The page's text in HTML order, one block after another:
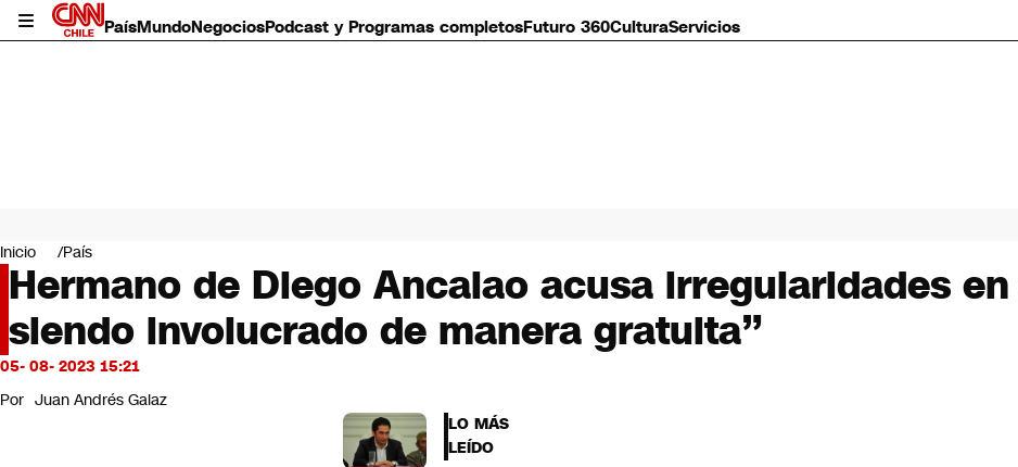
PaísMundoNegociosPodcast y Programas completosFuturo 360CulturaServicios
Mundo
Negocios
Deportes
Programas completos
Cultura
Servicios
Bits
CNN Data
Inicio País
Hermano de Diego Ancalao acusa irregularidades
siendo involucrado de manera gratuita”
05- 08- 2023 15:21
Por Juan Andrés Galaz
LO MÁS
LEÍDO